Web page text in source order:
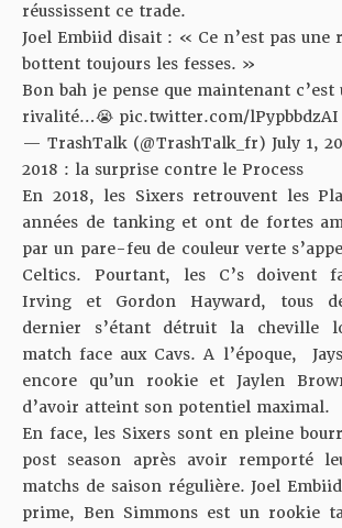
réussissent ce trade.
Joel Embiid disait : « Ce n’est pas
bottent toujours les fesses. »
Bon bah je pense que maintenant c’est
rivalité…😭 pic.twitter.com/lPypbbdzAI
— TrashTalk (@TrashTalk_fr) July 1,
2018 : la surprise contre le Process
En 2018, les Sixers retrouvent les
années de tanking et ont de fortes
par un pare-feu de couleur verte
Celtics. Pourtant, les C’s doivent
Irving et Gordon Hayward, tous
dernier s’étant détruit la cheville
match face aux Cavs. A l’époque,
encore qu’un rookie et Jaylen
d’avoir atteint son potentiel maximal.
En face, les Sixers sont en pleine
post season après avoir remporté
matchs de saison régulière. Joel
prime, Ben Simmons est un rookie